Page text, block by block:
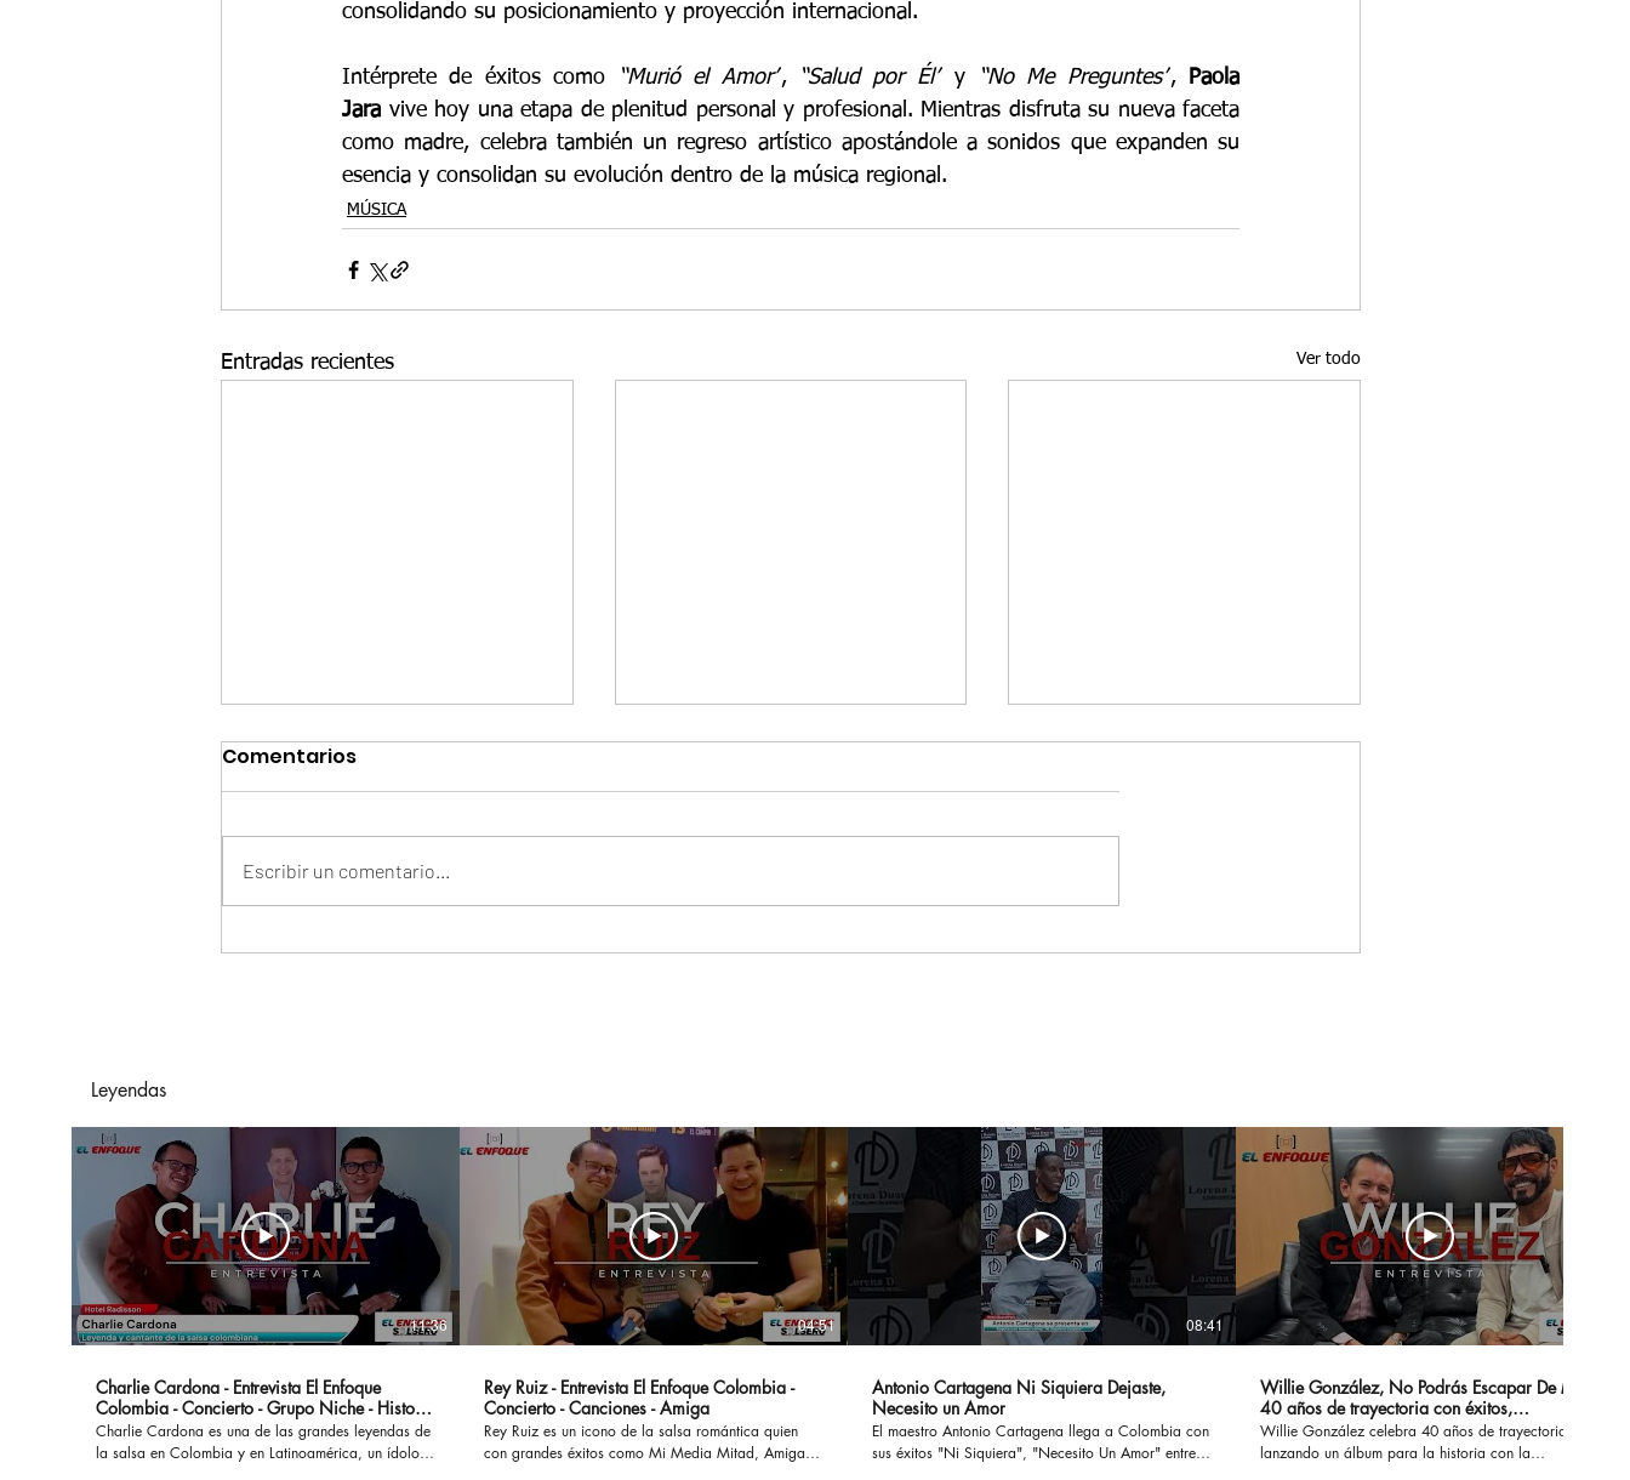
consolidando su posicionamiento y proyección internacional.
Intérprete de éxitos como “Murió el Amor”, “Salud por Él” y “No Me Preguntes”,
Paola
Jara vive hoy una etapa de plenitud personal y profesional. Mientras disfruta su nueva faceta
como madre, celebra también un regreso artístico apostándole a sonidos que expanden su
esencia y consolidan su evolución dentro de la música regional.
MÚSICA
Entradas recientes Ver todo
Arelys Henao Y Grupo
Jessi Uribe pregunta lo
Maca & Gero, los artistas
Comentarios
Escribir un comentario...
Leyendas
11:36
Charlie Cardona - Entrevista El Enfoque
Colombia - Concierto - Grupo Niche - Historia
- Canciones
Charlie Cardona es una de las grandes leyendas de
la salsa en Colombia y en Latinoamérica, un ídolo
04:51
Rey Ruiz - Entrevista El Enfoque Colombia -
Concierto - Canciones - Amiga
Rey Ruiz es un icono de la salsa romántica quien
con grandes éxitos como Mi Media Mitad, Amiga,
08:41
Antonio Cartagena Ni Siquiera Dejaste,
Necesito un Amor
El maestro Antonio Cartagena llega a Colombia con
sus éxitos "Ni Siquiera", "Necesito Un Amor" entre
Willie González, No Podrás Escapar De Mi -
40 años de trayectoria con éxitos,
sensualidad y erotismo
Willie González celebra 40 años de trayectoria
lanzando un álbum para la historia con la